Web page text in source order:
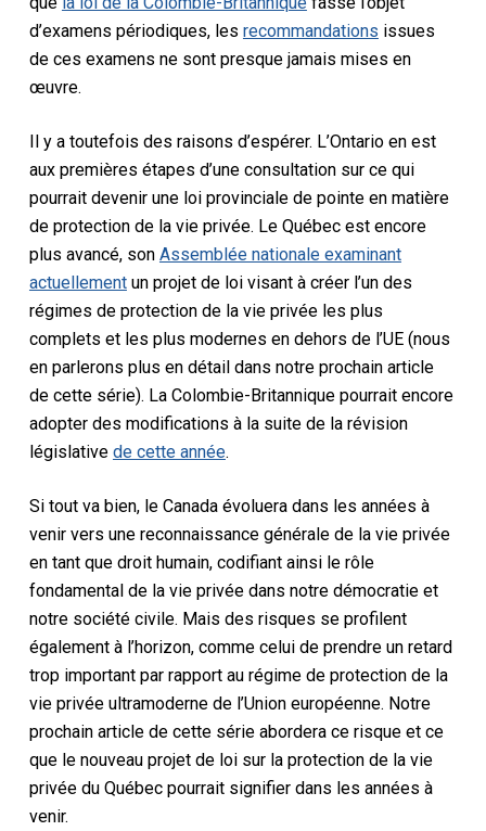
d’examens périodiques, les recommandations issues
de ces examens ne sont presque jamais mises en
œuvre.
Il y a toutefois des raisons d’espérer. L’Ontario en est
aux premières étapes d’une consultation sur ce qui
pourrait devenir une loi provinciale de pointe en matière
de protection de la vie privée. Le Québec est encore
plus avancé, son Assemblée nationale examinant
actuellementun projet de loi visant à créer l’un des
régimes de protection de la vie privée les plus
complets et les plus modernes en dehors de l’UE (nous
en parlerons plus en détail dans notre prochain article
de cette série). La Colombie-Britannique pourrait encore
adopter des modifications à la suite de la révision
législative de cette année.
Si tout va bien, le Canada évoluera dans les années à
venir vers une reconnaissance générale de la vie privée
en tant que droit humain, codifiant ainsi le rôle
fondamental de la vie privée dans notre démocratie et
notre société civile. Mais des risques se profilent
également à l’horizon, comme celui de prendre un retard
trop important par rapport au régime de protection de la
vie privée ultramoderne de l’Union européenne. Notre
prochain article de cette série abordera ce risque et ce
que le nouveau projet de loi sur la protection de la vie
privée du Québec pourrait signifier dans les années à
venir.